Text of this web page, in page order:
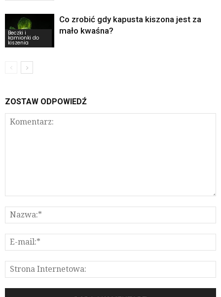
Beczki i
kamionki do
kiszenia
Co zrobić gdy kapusta kiszona jest za
mało kwaśna?
ZOSTAW ODPOWIEDŹ